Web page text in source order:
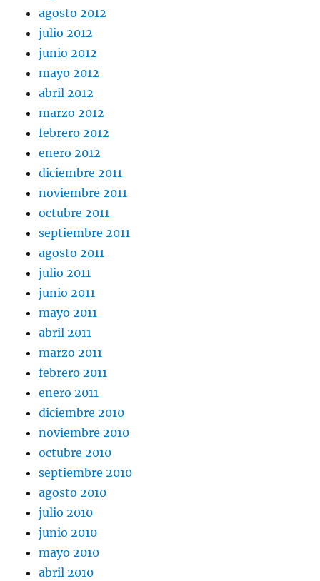
agosto 2012
julio 2012
junio 2012
mayo 2012
abril 2012
marzo 2012
febrero 2012
enero 2012
diciembre 2011
noviembre 2011
octubre 2011
septiembre 2011
agosto 2011
julio 2011
junio 2011
mayo 2011
abril 2011
marzo 2011
febrero 2011
enero 2011
diciembre 2010
noviembre 2010
octubre 2010
septiembre 2010
agosto 2010
julio 2010
junio 2010
mayo 2010
abril 2010